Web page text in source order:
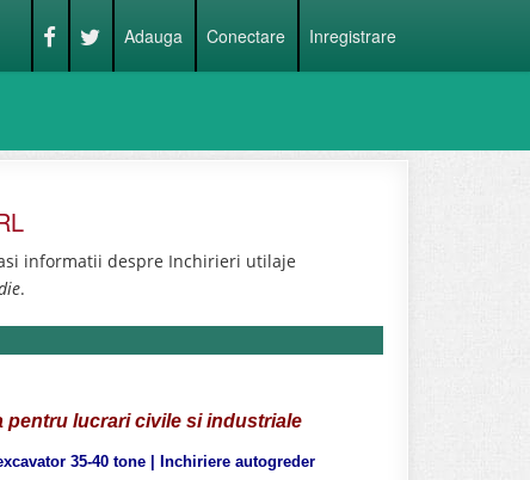
Adauga Conectare Inregistrare
informatii despre Inchirieri utilaje
.
pentru lucrari civile si industriale
35-40 tone | Inchiriere autogreder